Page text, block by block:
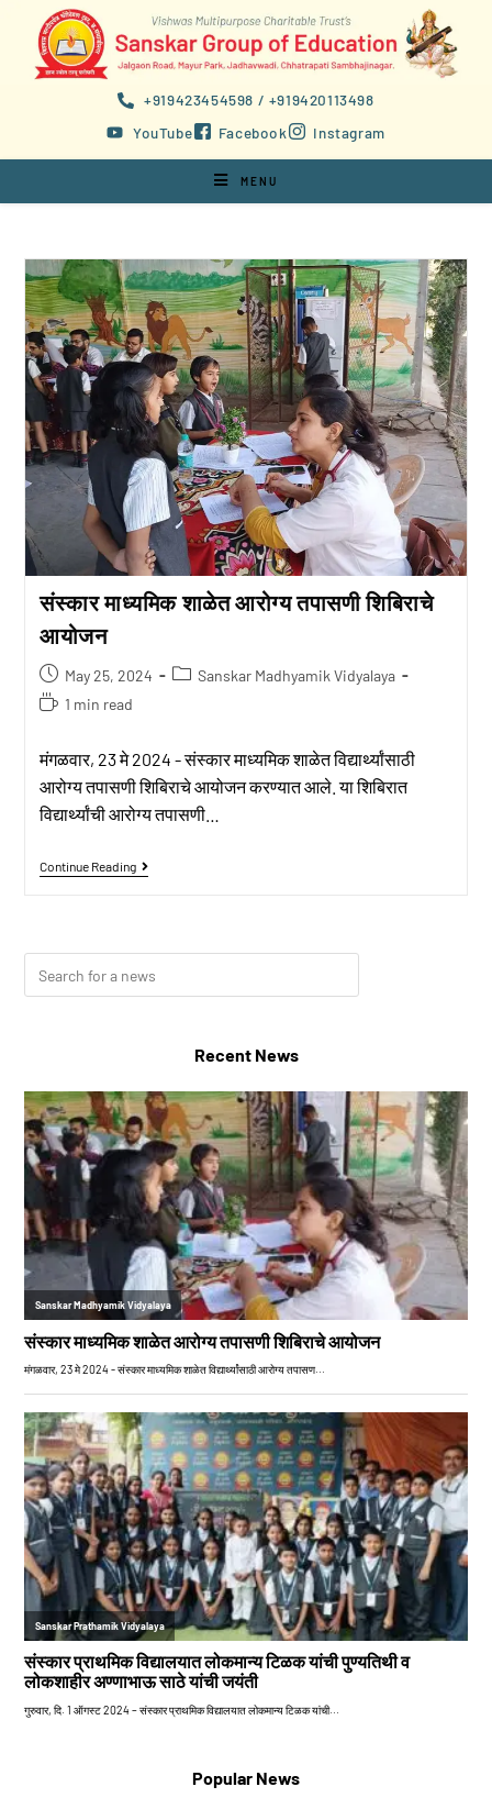
+919423454598 / +919420113498
YouTube
Facebook Instagram
MENU
संस्कार माध्यमिक शाळेत आरोग्य तपासणी शिबिराचे
आयोजन
May 25, 2024
Sanskar Madhyamik Vidyalaya
1 min read
मंगळवार, 23 मे 2024 - संस्कार माध्यमिक शाळेत विद्यार्थ्यांसाठी
आरोग्य तपासणी शिबिराचे आयोजन करण्यात आले. या शिबिरात
विद्यार्थ्यांची आरोग्य तपासणी…
Continue Reading
Recent News
Popular News